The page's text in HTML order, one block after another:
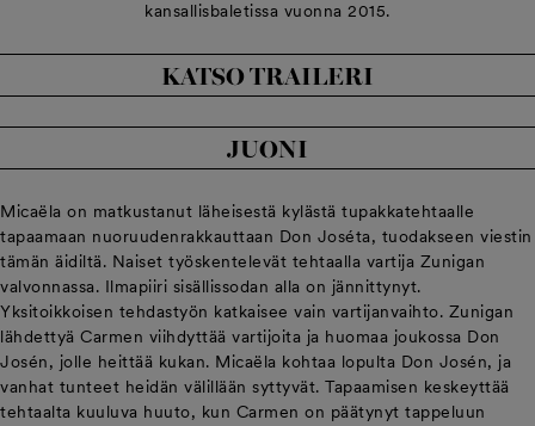
kansallisbaletissa vuonna 2015.
KATSO TRAILERI
JUONI
Micaëla on matkustanut läheisestä kylästä tupakkatehtaalle
tapaamaan nuoruudenrakkauttaan Don Joséta, tuodakseen viestin
tämän äidiltä. Naiset työskentelevät tehtaalla vartija Zunigan
valvonnassa. Ilmapiiri sisällissodan alla on jännittynyt.
Yksitoikkoisen tehdastyön katkaisee vain vartijanvaihto. Zunigan
lähdettyä Carmen viihdyttää vartijoita ja huomaa joukossa Don
Josén, jolle heittää kukan. Micaëla kohtaa lopulta Don Josén, ja
vanhat tunteet heidän välillään syttyvät. Tapaamisen keskeyttää
tehtaalta kuuluva huuto, kun Carmen on päätynyt tappeluun